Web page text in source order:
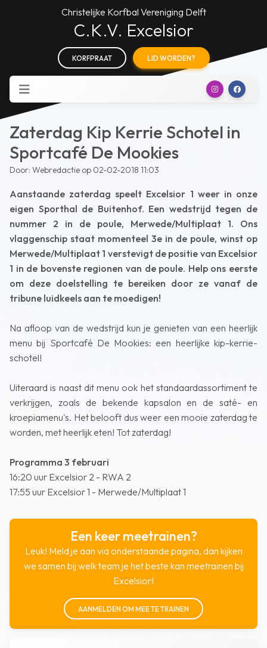
Christelijke Korfbal Vereniging Delft
C.K.V. Excelsior
KORFPRAAT LID WORDEN?
Zaterdag Kip Kerrie Schotel in
Sportcafé De Mookies
Door: Webredactie op 02-02-2018 11:03
Aanstaande zaterdag speelt Excelsior 1 weer in onze
eigen Sporthal de Buitenhof. Een wedstrijd tegen de
nummer 2 in de poule, Merwede/Multiplaat 1. Ons
vlaggenschip staat momenteel 3e in de poule, winst op
Merwede/Multiplaat 1 verstevigt de positie van Excelsior
1 in de bovenste regionen van de poule. Help ons eerste
om deze doelstelling te bereiken door ze vanaf de
tribune luidkeels aan te moedigen!
Na afloop van de wedstrijd kun je genieten van een heerlijk
menu bij Sportcafé De Mookies: een heerlijke kip-kerrie-
schotel!
Uiteraard is naast dit menu ook het standaardassortiment te
verkrijgen, zoals de bekende kapsalon en de saté- en
kroepiamenu's. Het belooft dus weer een mooie zaterdag te
worden, met heerlijk eten! Tot zaterdag!
Programma 3 februari
16:20 uur Excelsior 2 - RWA 2
17:55 uur Excelsior 1 - Merwede/Multiplaat 1
Een keer meetrainen?
Leuk! Meld je aan via onderstaande pagina, dan kijken
we samen bij welk team je het beste kan meetrainen bij
Excelsior!
AANMELDEN OM MEE TE TRAINEN